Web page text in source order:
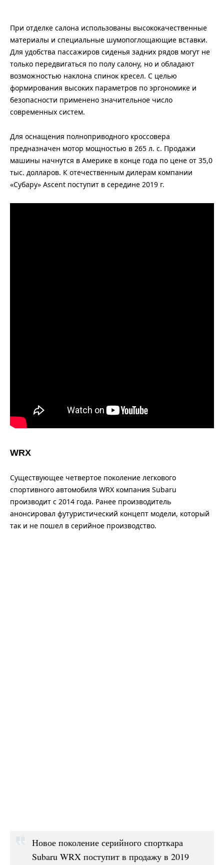
При отделке салона использованы высококачественные
материалы и специальные шумопоглощающие вставки.
Для удобства пассажиров сиденья задних рядов могут не
только передвигаться по полу салону, но и обладают
возможностью наклона спинок кресел. С целью
формирования высоких параметров по эргономике и
безопасности применено значительное число
современных систем.
Для оснащения полноприводного кроссовера
предназначен мотор мощностью в 265 л. с. Продажи
машины начнутся в Америке в конце года по цене от 35,0
тыс. долларов. К отечественным дилерам компании
«Субару» Ascent поступит в середине 2019 г.
WRX
Существующее четвертое поколение легкового
спортивного автомобиля WRX компания Subaru
производит с 2014 года. Ранее производитель
анонсировал футуристический концепт модели, который
так и не пошел в серийное производство.
Новое поколение серийного спорткара
Subaru WRX поступит в продажу в 2019